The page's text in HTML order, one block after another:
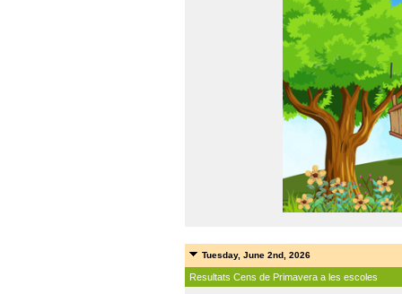
Tuesday, June 2nd, 2026
Resultats Cens de Primavera a les escoles